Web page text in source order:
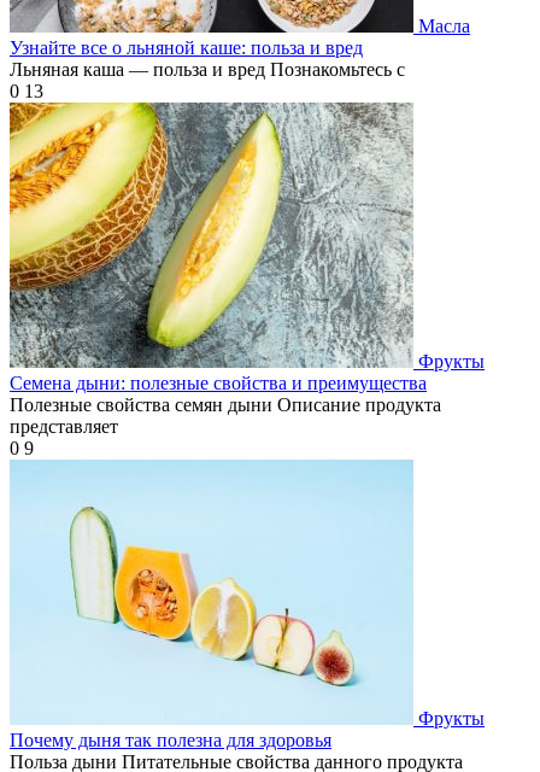
Масла
Узнайте все о льняной каше: польза и вред
Льняная каша — польза и вред Познакомьтесь с
0 13
Фрукты
Семена дыни: полезные свойства и преимущества
Полезные свойства семян дыни Описание продукта
представляет
0 9
Фрукты
Почему дыня так полезна для здоровья
Польза дыни Питательные свойства данного продукта